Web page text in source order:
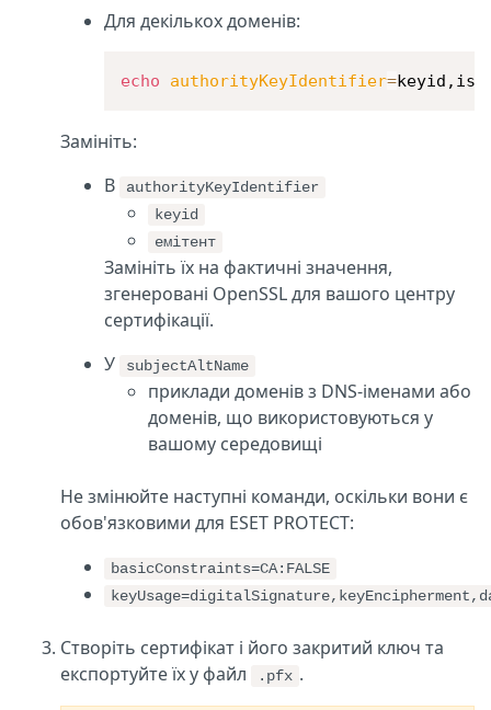
Для декількох доменів:
echo authorityKeyIdentifier=
Замініть:
В
authorityKeyIdentifier
keyid
емітент
Замініть їх на фактичні значення,
згенеровані OpenSSL для вашого центру
сертифікації.
У
subjectAltName
приклади доменів з DNS-іменами або
доменів, що використовуються у
вашому середовищі
Не змінюйте наступні команди, оскільки вони є
обов'язковими для ESET PROTECT:
basicConstraints=CA:FALSE
Створіть сертифікат і його закритий ключ та
експортуйте їх у файл
.pfx .